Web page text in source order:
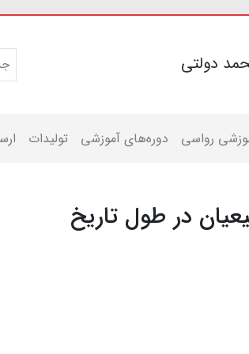
دولتی
رواسی دوره‌های آموزشی تولیدات
در طول تاریخ